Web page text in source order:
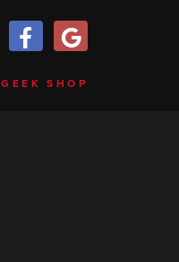
GEEK SHOP